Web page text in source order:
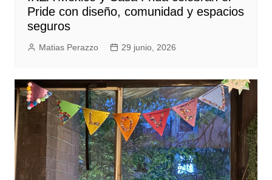
Pride con diseño, comunidad y espacios
seguros
Matias Perazzo 29 junio, 2026